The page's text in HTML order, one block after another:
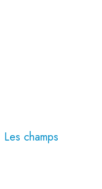
Les champs